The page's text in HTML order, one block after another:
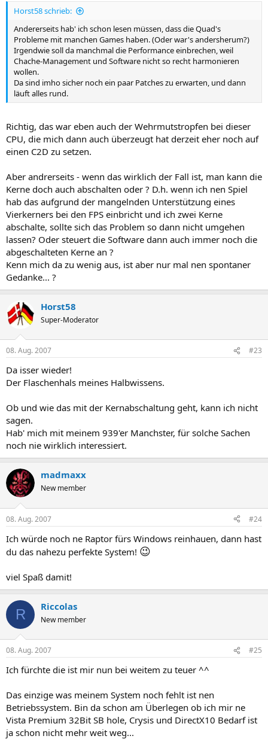
Horst58 schrieb:
Andererseits hab' ich schon lesen müssen, dass die Quad's
Probleme mit manchen Games haben. (Oder war's andersherum?)
Irgendwie soll da manchmal die Performance einbrechen, weil
Chache-Management und Software nicht so recht harmonieren
wollen.
Da sind imho sicher noch ein paar Patches zu erwarten, und dann
läuft alles rund.
Richtig, das war eben auch der Wehrmutstropfen bei dieser
CPU, die mich dann auch überzeugt hat derzeit eher noch auf
einen C2D zu setzen.
Aber andrerseits - wenn das wirklich der Fall ist, man kann die
Kerne doch auch abschalten oder ? D.h. wenn ich nen Spiel
hab das aufgrund der mangelnden Unterstützung eines
Vierkerners bei den FPS einbricht und ich zwei Kerne
abschalte, sollte sich das Problem so dann nicht umgehen
lassen? Oder steuert die Software dann auch immer noch die
abgeschalteten Kerne an ?
Kenn mich da zu wenig aus, ist aber nur mal nen spontaner
Gedanke... ?
Horst58
Super-Moderator
08. Aug. 2007 #23
Da isser wieder!
Der Flaschenhals meines Halbwissens.
Ob und wie das mit der Kernabschaltung geht, kann ich nicht
sagen.
Hab' mich mit meinem 939'er Manchster, für solche Sachen
noch nie wirklich interessiert.
madmaxx
New member
08. Aug. 2007 #24
Ich würde noch ne Raptor fürs Windows reinhauen, dann hast
du das nahezu perfekte System! 😉
viel Spaß damit!
R Riccolas
New member
08. Aug. 2007 #25
Ich fürchte die ist mir nun bei weitem zu teuer ^^
Das einzige was meinem System noch fehlt ist nen
Betriebssystem. Bin da schon am Überlegen ob ich mir ne
Vista Premium 32Bit SB hole, Crysis und DirectX10 Bedarf ist
ja schon nicht mehr weit weg...